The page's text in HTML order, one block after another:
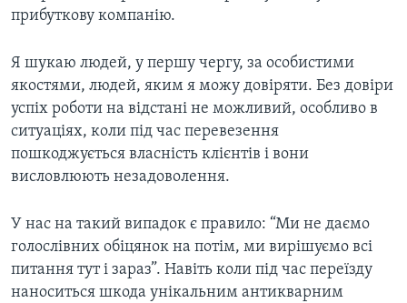
прибуткову компанію.
Я шукаю людей, у першу чергу, за особистими
якостями, людей, яким я можу довіряти. Без довіри
успіх роботи на відстані не можливий, особливо в
ситуаціях, коли під час перевезення
пошкоджується власність клієнтів і вони
висловлюють незадоволення.
У нас на такий випадок є правило: “Ми не даємо
голослівних обіцянок на потім, ми вирішуємо всі
питання тут і зараз”. Навіть коли під час переїзду
наноситься шкода унікальним антикварним